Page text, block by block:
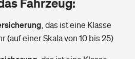
finden
das ist eine Klasse
(auf einer Skala von 10 bis 25)